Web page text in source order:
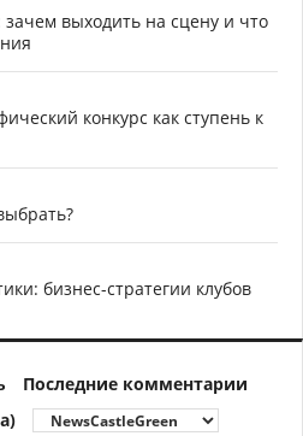
выходить на сцену и что
конкурс как ступень к
бизнес-стратегии клубов
Последние комментарии